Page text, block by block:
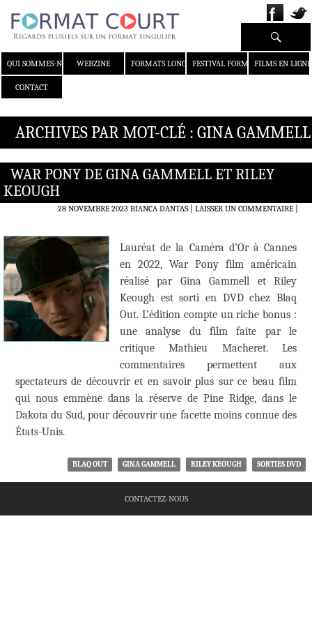
QUI SOMMES-NOUS ?WEBZINE FORMATS LONGS FESTIVAL FORMAT COURT
FILMS EN LIGNE
CONTACT
Recherche
ARCHIVES PAR MOT-CLÉ : GINA GAMMELL
WAR PONY DE GINA GAMMELL ET RILEY
KEOUGH
28 NOVEMBRE 2023 BIANCA DANTAS LAISSER UN COMMENTAIRE|
Lauréat de la Caméra d’Or à Cannes
en 2022, War Pony film américain
réalisé par Gina Gammell et Riley
Keough est sorti en DVD chez Blaq
Out. L’édition compte un riche bonus :
une analyse du film faite par le
critique Mathieu Macheret. Les
commentaires permettent aux
spectateurs de découvrir et en savoir plus sur ce beau film
qui nous emmène dans la réserve de Pine Ridge, dans le
Dakota du Sud, pour découvrir une facette moins connue des
États-Unis.
BLAQ OUT GINA GAMMELL RILEY KEOUGH SORTIES DVD
CONTACTEZ-NOUS